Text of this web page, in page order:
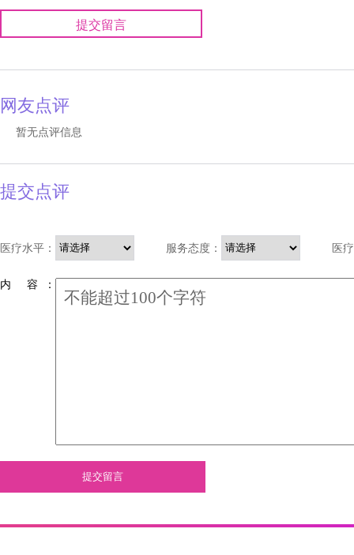
提交留言
网友点评
暂无点评信息
提交点评
医疗水平： 服务态度： 医
内 容 ：
提交留言